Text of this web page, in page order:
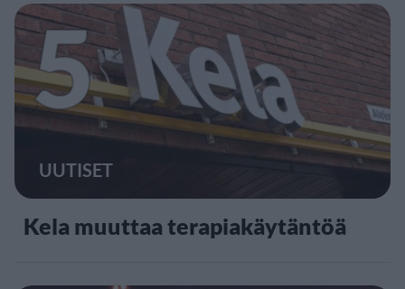
5
UUTISET
Kela muuttaa terapiakäytäntöä